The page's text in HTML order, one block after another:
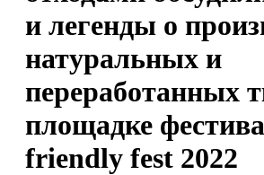
и легенды о
натуральных и
переработанных
площадке
friendly fest 2022